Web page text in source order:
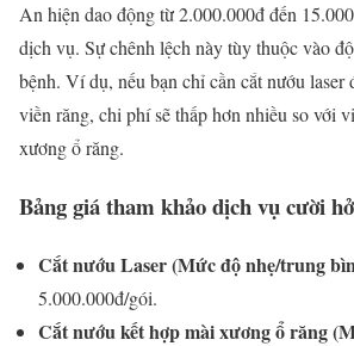
An hiện dao động từ 2.000.000đ đến
dịch vụ. Sự chênh lệch này tùy thuộc vào
bệnh. Ví dụ, nếu bạn chỉ cần cắt nướu laser
viền răng, chi phí sẽ thấp hơn nhiều so với
xương ổ răng.
Bảng giá tham khảo dịch vụ cười
Cắt nướu Laser (Mức độ nhẹ/trung
5.000.000đ/gói.
Cắt nướu kết hợp mài xương ổ răng